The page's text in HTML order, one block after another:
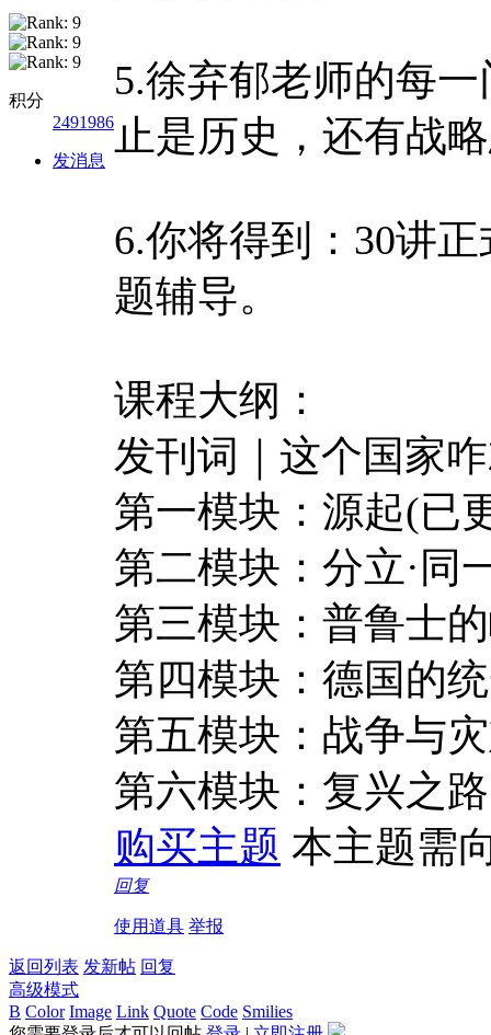
积分
2491986
发消息
5.徐弃郁老师的每
止是历史，还有战
6.你将得到：30讲
题辅导。
课程大纲：
发刊词｜这个国家
第一模块：源起(已
第二模块：分立·同
第三模块：普鲁士
第四模块：德国的
第五模块：战争与
第六模块：复兴之路
购买主题 本主题需
回复
使用道具 举报
返回列表 发新帖 回复
高级模式
B Color Image Link Quote Code Smilies